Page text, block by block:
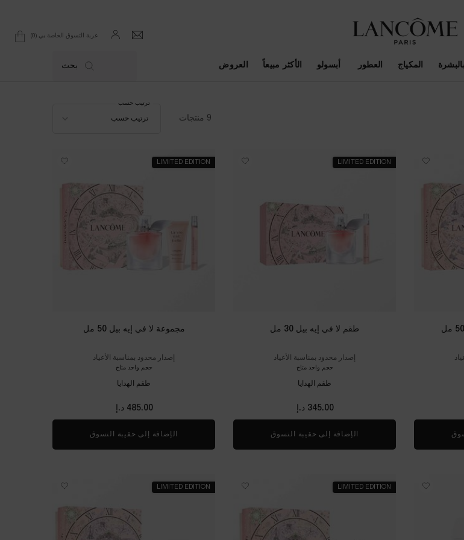
عربة التسوق الخاصة بي 0
0 product in cart
بالبشرة المكياج العطور أبسولو الأكثر مبيعاً العروض بحث
9 منتجات
ترتيب حسب
ترتيب حسب
LIMITED EDITION
طقم لا في إيه بيل 30 مل
إصدار محدود بمناسبة الأعياد
حجم واحد متاح
طقم الهدايا
345.00 د.إ
الإضافة إلى حقيبة التسوق
LIMITED EDITION
مجموعة لا في إيه بيل 50 مل​
إصدار محدود بمناسبة الأعياد
حجم واحد متاح
طقم الهدايا
485.00 د.إ
الإضافة إلى حقيبة التسوق
LIMITED EDITION
LIMITED EDITION